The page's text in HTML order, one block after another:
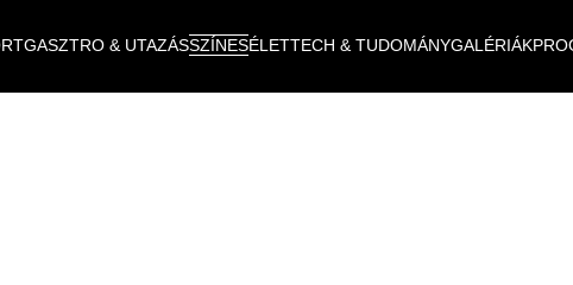
GASZTRO & UTAZÁSSZÍNESÉLETTECH & TUDOMÁNYGALÉRIÁK